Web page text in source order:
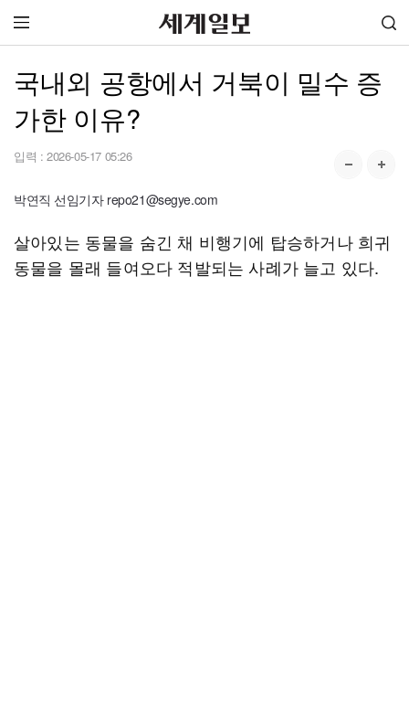
국내외 공항에서 거북이 밀수 증
가한 이유?
입력 : 2026-05-17 05:26
박연직 선임기자 repo21@segye.com
살아있는 동물을 숨긴 채 비행기에 탑승하거나 희귀
동물을 몰래 들여오다 적발되는 사례가 늘고 있다.